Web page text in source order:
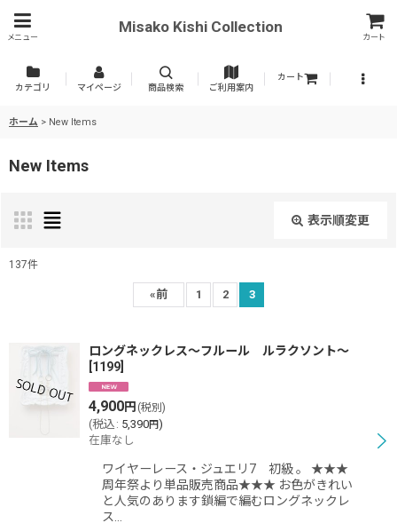
メニュー
Misako Kishi Collection
カート
カテゴリ マイページ 商品検索 ご利用案内
カート
ホーム > New Items
New Items
表示順変更
並び順
137件
«前 1 2 3
ロングネックレス〜フルール ルラクソント〜
1199
4,900円 (税別)
(税込 : 5,390円)
在庫なし
ワイヤーレース・ジュエリ7 初級 。 ★★★
周年祭より単品販売商品★★★ お色がきれい
と人気のあります鎖編で編むロングネックレ
ス…